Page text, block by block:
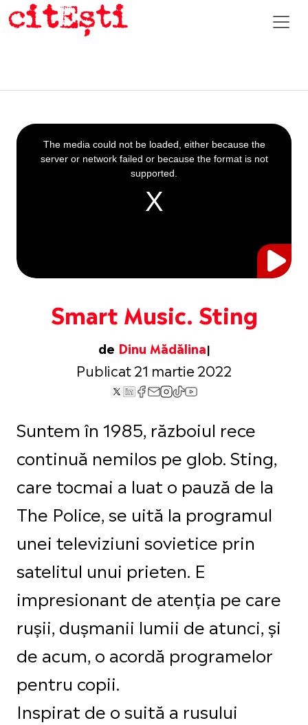
Smart Music. Sting
de Dinu Mădălina
Publicat 21 martie 2022
This
is
a
The media could not be loaded, either because the
server or network failed or because the format is not
supported.
Suntem în 1985, războiul rece
continuă nemilos pe glob. Sting,
care tocmai a luat o pauză de la
The Police, se uită la programul
unei televiziuni sovietice prin
satelitul unui prieten. E
impresionant de atenția pe care
rușii, dușmanii lumii de atunci, și
de acum, o acordă programelor
pentru copii.
Inspirat de o suită a rusului